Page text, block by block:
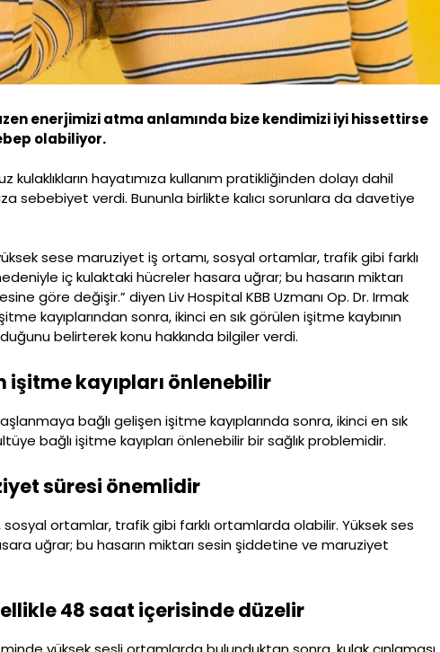
enerjimizi atma anlamında bize kendimizi iyi hissettirse
olabiliyor.
hayatımıza kullanım pratikliğinden dolayı dahil
sebebiyet verdi. Bununla birlikte kalıcı sorunlara da davetiye
sese maruziyet iş ortamı, sosyal ortamlar, trafik gibi farklı
iç kulaktaki hücreler hasara uğrar; bu hasarın miktarı
göre değişir.” diyen Liv Hospital KBB Uzmanı Op. Dr. Irmak
kayıplarından sonra, ikinci en sık görülen işitme kaybının
belirterek konu hakkında bilgiler verdi.
işitme kayıpları önlenebilir
bağlı gelişen işitme kayıplarında sonra, ikinci en sık
bağlı işitme kayıpları önlenebilir bir sağlık problemidir.
süresi önemlidir
ortamlar, trafik gibi farklı ortamlarda olabilir. Yüksek ses
uğrar; bu hasarın miktarı sesin şiddetine ve maruziyet
48 saat içerisinde düzelir